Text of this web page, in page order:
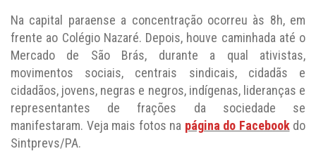
Na capital paraense a concentração ocorreu às 8h, em
frente ao Colégio Nazaré. Depois, houve caminhada até o
Mercado de São Brás, durante a qual ativistas,
movimentos sociais, centrais sindicais, cidadãs e
cidadãos, jovens, negras e negros, indígenas, lideranças e
representantes de frações da sociedade se
manifestaram. Veja mais fotos na página do Facebookdo
Sintprevs/PA.